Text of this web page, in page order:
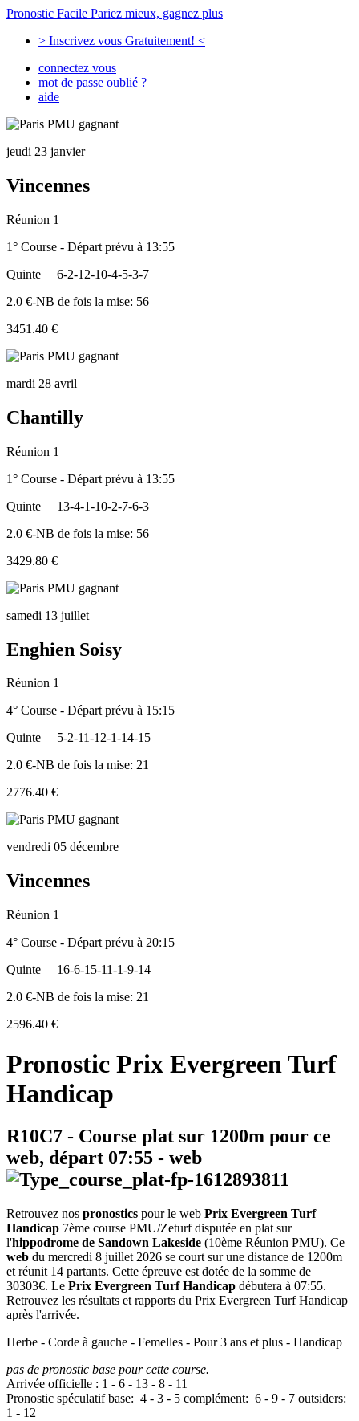
Pronostic Facile Pariez mieux, gagnez plus
> Inscrivez vous Gratuitement! <
connectez vous
mot de passe oublié ?
aide
jeudi 23 janvier
Vincennes
Réunion 1
1° Course - Départ prévu à 13:55
Quinte
6-2-12-10-4-5-3-7
2.0 €-NB de fois la mise: 56
3451.40 €
mardi 28 avril
Chantilly
Réunion 1
1° Course - Départ prévu à 13:55
Quinte
13-4-1-10-2-7-6-3
2.0 €-NB de fois la mise: 56
3429.80 €
samedi 13 juillet
Enghien Soisy
Réunion 1
4° Course - Départ prévu à 15:15
Quinte
5-2-11-12-1-14-15
2.0 €-NB de fois la mise: 21
2776.40 €
vendredi 05 décembre
Vincennes
Réunion 1
4° Course - Départ prévu à 20:15
Quinte
16-6-15-11-1-9-14
2.0 €-NB de fois la mise: 21
2596.40 €
Pronostic Prix Evergreen Turf
Handicap
R10C7 - Course plat sur 1200m pour ce
web, départ 07:55 - web
Retrouvez nos pronostics pour le web Prix Evergreen Turf
Handicap 7ème course PMU/Zeturf disputée en plat sur
l'hippodrome de Sandown Lakeside (10ème Réunion PMU). Ce
web du mercredi 8 juillet 2026 se court sur une distance de 1200m
et réunit 14 partants. Cette épreuve est dotée de la somme de
30303€. Le Prix Evergreen Turf Handicap débutera à 07:55.
Retrouvez les résultats et rapports du Prix Evergreen Turf Handicap
après l'arrivée.
Herbe - Corde à gauche - Femelles - Pour 3 ans et plus - Handicap
pas de pronostic base pour cette course.
Arrivée officielle : 1 - 6 - 13 - 8 - 11
Pronostic spéculatif base: 4 - 3 - 5 complément: 6 - 9 - 7 outsiders:
1 - 12